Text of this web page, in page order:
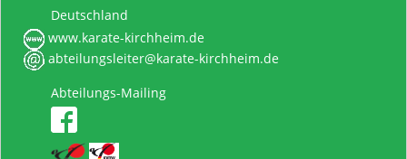
Deutschland
www.karate-kirchheim.de
abteilungsleiter@karate-kirchheim.de
Abteilungs-Mailing